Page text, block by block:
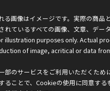
画像はイメージです。実際の商品
ているすべての画像、文章、デー
illustration purposes only. Actual
of image, acritical or data
のサービスをご利用いただくため
ることで、Cookieの使用に同意する